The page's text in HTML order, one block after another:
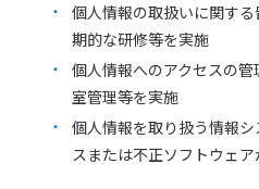
個人情報の取扱いに関す
期的な研修等を実施
個人情報へのアクセスの
室管理等を実施
個人情報を取り扱う情報
スまたは不正ソフトウェ